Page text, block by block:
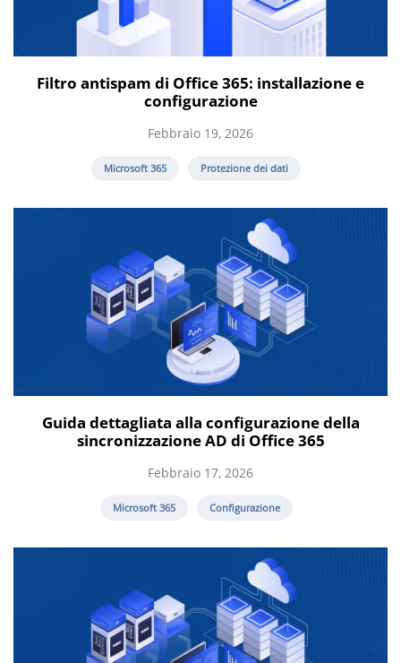
Filtro antispam di Office 365: installazione e
configurazione
Febbraio 19, 2026
Microsoft 365 Protezione dei dati
Guida dettagliata alla configurazione della
sincronizzazione AD di Office 365
Febbraio 17, 2026
Microsoft 365 Configurazione